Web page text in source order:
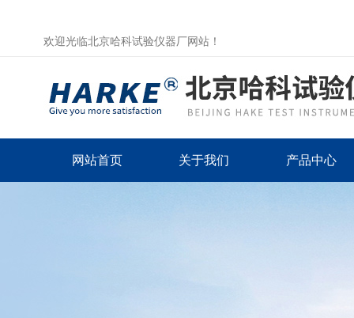
欢迎光临北京哈科试验仪器厂网站！
网站首页 关于我们 产品中心